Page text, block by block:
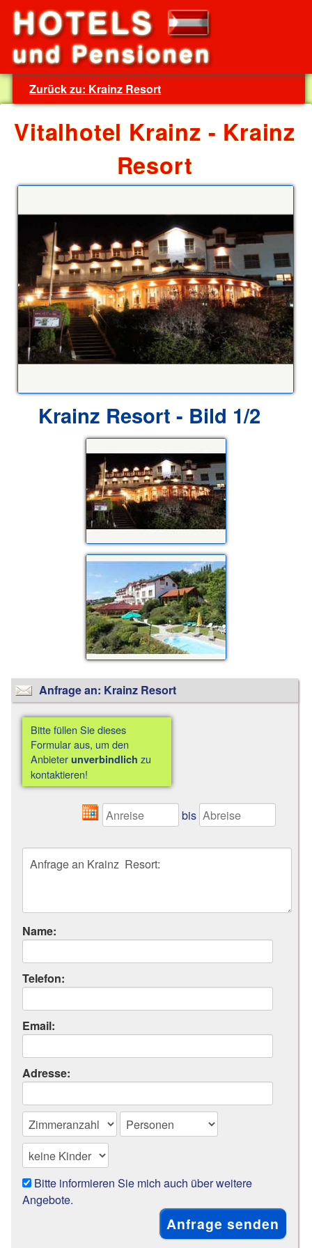
Zurück zu: Krainz Resort
Vitalhotel Krainz - Krainz
Resort
Krainz Resort - Bild 1/2
Anfrage an: Krainz Resort
Bitte füllen Sie dieses
Formular aus, um den
Anbieterunverbindlich zu
kontaktieren!
bis
Name:
Telefon:
Email:
Adresse:
Bitte informieren Sie mich auch über weitere
Angebote.